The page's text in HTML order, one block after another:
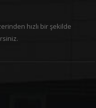
hızlı bir şekilde